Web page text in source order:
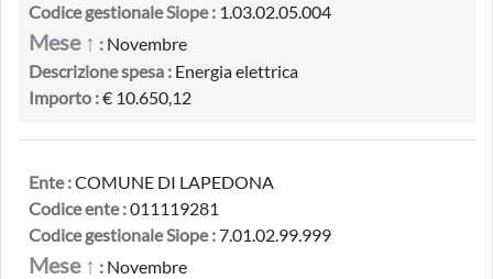
Codice gestionale Siope : 1.03.02.05.004
Mese ↑ : Novembre
Descrizione spesa : Energia elettrica
Importo :€ 10.650,12
Ente :COMUNE DI LAPEDONA
Codice ente :011119281
Codice gestionale Siope :7.01.02.99.999
Mese ↑ : Novembre